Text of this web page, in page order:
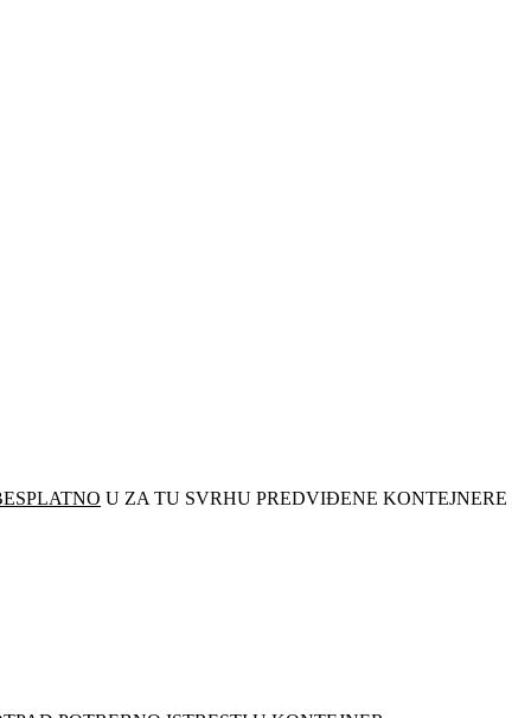
U ZA TU SVRHU PREDVIĐENE KONTEJNERE